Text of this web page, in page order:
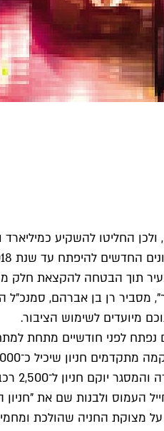
תוך הבטחה להקצאת חלק
מסביר רן בן אברהם,
מצוקת החניה שהולכת